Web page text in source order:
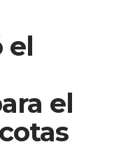
el
el